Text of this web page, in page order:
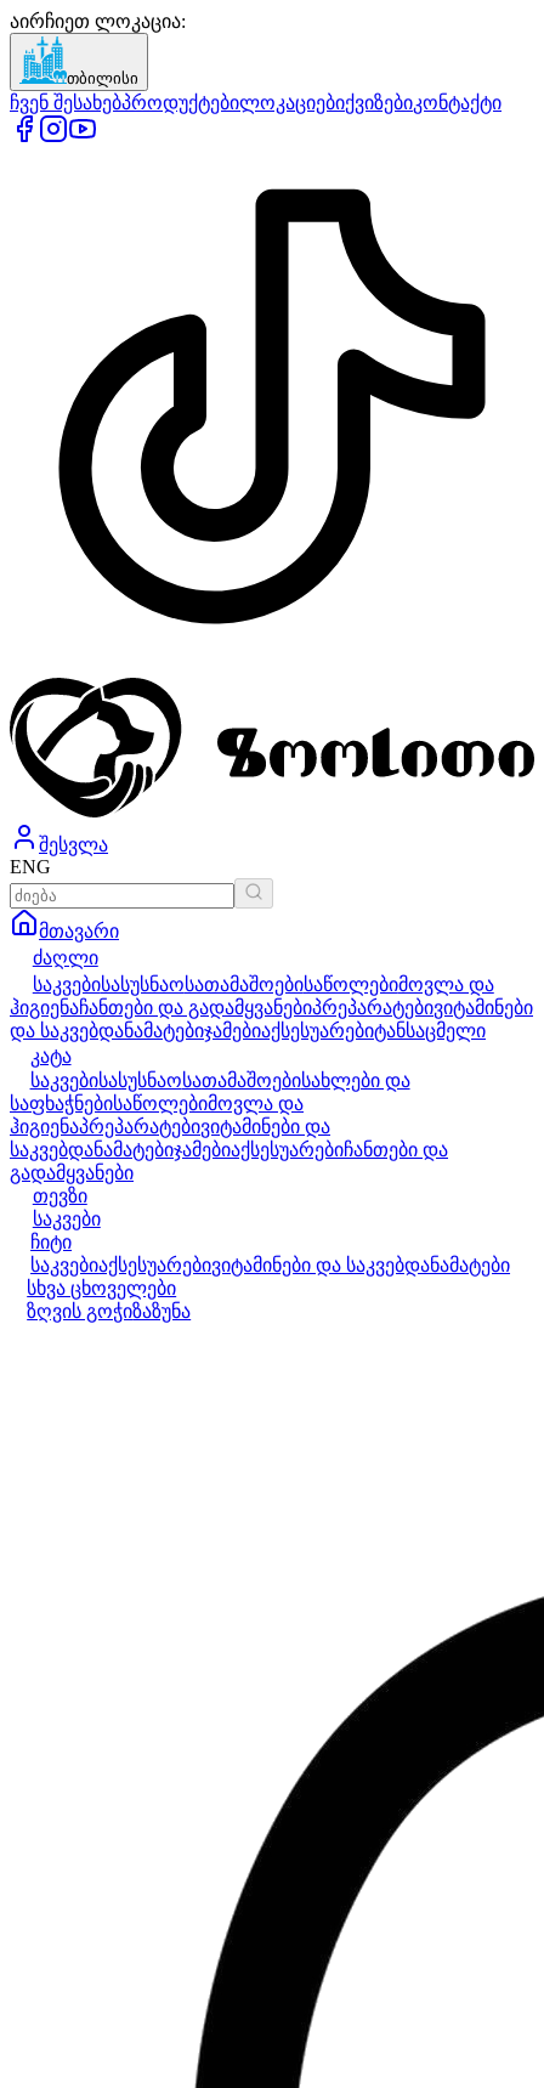
აირჩიეთ ლოკაცია:
თბილისი
ჩვენ შესახებპროდუქტებილოკაციებიქვიზებიკონტაქტი
შესვლა
ENG
მთავარი
ძაღლი
საკვებისასუსნაოსათამაშოებისაწოლებიმოვლა და
ჰიგიენაჩანთები და გადამყვანებიპრეპარატებივიტამინები
და საკვებდანამატებიჯამებიაქსესუარებიტანსაცმელი
კატა
საკვებისასუსნაოსათამაშოებისახლები და
საფხაჭნებისაწოლებიმოვლა და
ჰიგიენაპრეპარატებივიტამინები და
საკვებდანამატებიჯამებიაქსესუარებიჩანთები და
გადამყვანები
თევზი
საკვები
ჩიტი
საკვებიაქსესუარებივიტამინები და საკვებდანამატები
სხვა ცხოველები
ზღვის გოჭიზაზუნა